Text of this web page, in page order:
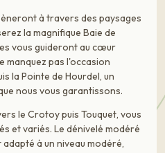
à travers des paysages
la magnifique Baie de
vous guideront au cœur
manquez pas l'occasion
la Pointe de Hourdel, un
nous vous garantissons.
le Crotoy puis Touquet, vous
et variés. Le dénivelé modéré
à un niveau modéré,